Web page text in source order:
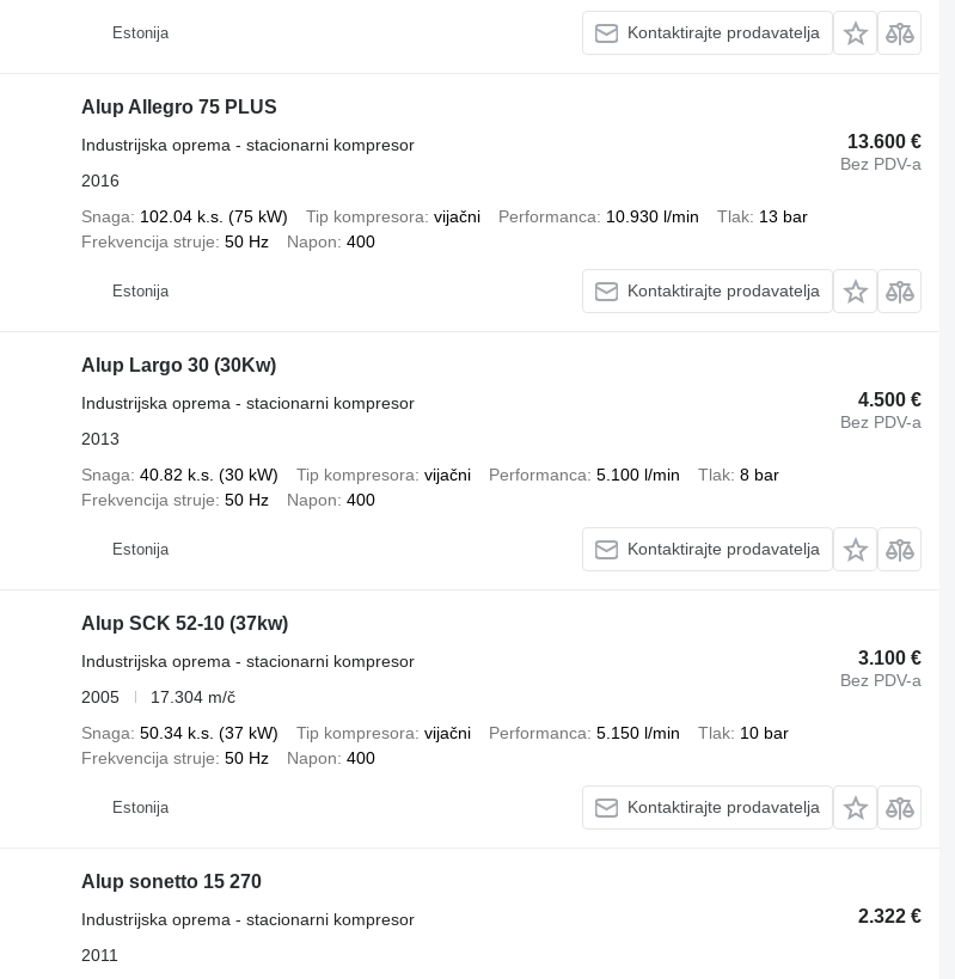
Estonija Kontaktirajte prodavatelja
Alup Allegro 75 PLUS
13.600 €
Bez PDV-a
Industrijska oprema - stacionarni kompresor
2016
Snaga
102.04 k.s. (75 kW) Tip kompresora vijačni Performanca 10.930 l/min Tlak 13 bar
Frekvencija struje 50 Hz Napon 400
Estonija Kontaktirajte prodavatelja
Alup Largo 30 (30Kw)
4.500 €
Bez PDV-a
Industrijska oprema - stacionarni kompresor
2013
Snaga 40.82 k.s. (30 kW) Tip kompresora vijačni Performanca 5.100 l/min Tlak 8 bar
Frekvencija struje 50 Hz Napon 400
Estonija Kontaktirajte prodavatelja
Alup SCK 52-10 (37kw)
3.100 €
Bez PDV-a
Industrijska oprema - stacionarni kompresor
2005
17.304 m/č
Snaga 50.34 k.s. (37 kW) Tip kompresora vijačni Performanca 5.150 l/min Tlak 10 bar
Frekvencija struje 50 Hz Napon 400
Estonija Kontaktirajte prodavatelja
Alup sonetto 15 270
2.322 €
Industrijska oprema - stacionarni kompresor
2011